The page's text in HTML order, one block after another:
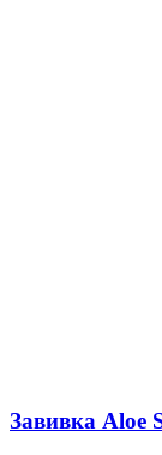
Завивка Aloe